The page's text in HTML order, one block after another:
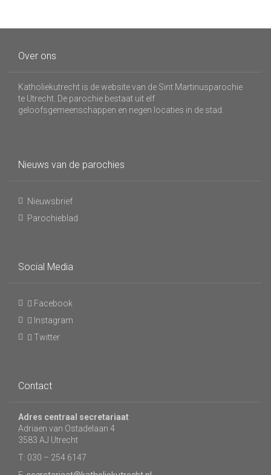
Over ons
Katholiekutrecht is de website van de Sint Martinusparochie
te Utrecht. De parochie bestaat uit elf
geloofsgemeenschappen en negen locaties in de stad.
Nieuws van de parochies
Nieuwsbrief
Parochieblad
Social Media
Facebook
Instagram
Twitter
Contact
Adres centraal secretariaat
Adriaen van Ostadelaan 4
3583 AJ Utrecht
T: 030 – 254 6147